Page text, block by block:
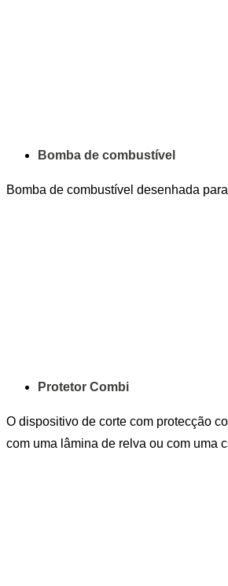
Bomba de combustível
Bomba de combustível desenhada
Protetor Combi
O dispositivo de corte com protecção
com uma lâmina de relva ou com uma